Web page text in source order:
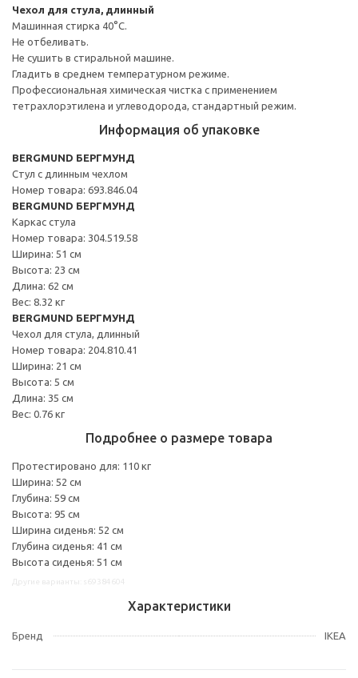
Чехол для стула, длинный
Машинная стирка 40°С.
Не отбеливать.
Не сушить в стиральной машине.
Гладить в среднем температурном режиме.
Профессиональная химическая чистка с применением
тетрахлорэтилена и углеводорода, стандартный режим.
Информация об упаковке
BERGMUND БЕРГМУНД
Стул с длинным чехлом
Номер товара: 693.846.04
BERGMUND БЕРГМУНД
Каркас стула
Номер товара: 304.519.58
Ширина: 51 см
Высота: 23 см
Длина: 62 см
Вес: 8.32 кг
BERGMUND БЕРГМУНД
Чехол для стула, длинный
Номер товара: 204.810.41
Ширина: 21 см
Высота: 5 см
Длина: 35 см
Вес: 0.76 кг
Подробнее о размере товара
Протестировано для: 110 кг
Ширина: 52 см
Глубина: 59 см
Высота: 95 см
Ширина сиденья: 52 см
Глубина сиденья: 41 см
Высота сиденья: 51 см
Характеристики
Бренд IKEA